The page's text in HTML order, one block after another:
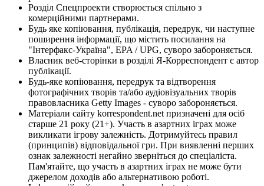
Розділ Спецпроекти створюється спільно з
комерційними партнерами.
Будь яке копіювання, публікація, передрук, чи наступне
поширення інформації, що містить посилання на
"Інтерфакс-Україна", EPA / UPG, суворо забороняється.
Власник веб-сторінки в розділі Я-Корреспондент є автор
публікації.
Будь-яке копіювання, передрук та відтворення
фотографічних творів та/або аудіовізуальних творів
правовласника Getty Images - суворо забороняється.
Матеріали сайту korrespondent.net призначені для осіб
старше 21 року (21+). Участь в азартних іграх може
викликати ігрову залежність. Дотримуйтесь правил
(принципів) відповідальної гри. При виявленні перших
ознак залежності негайно зверніться до спеціаліста.
Пам'ятайте, що участь в азартних іграх не може бути
джерелом доходів або альтернативою роботі.